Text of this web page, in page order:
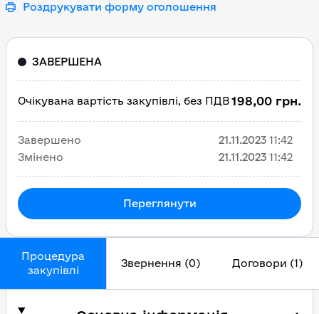
Роздрукувати форму оголошення
Процедура
закупівлі
Звернення (0) Договори (1)
ЗАВЕРШЕНА
Очікувана вартість закупівлі, без ПДВ198,00 грн.
Завершено 21.11.2023 11:42
Змінено
21.11.2023 11:42
Переглянути